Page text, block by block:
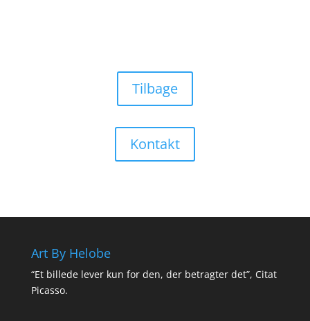
Tilbage
Kontakt
Art By Helobe
“Et billede lever kun for den, der betragter det”, Citat
Picasso.